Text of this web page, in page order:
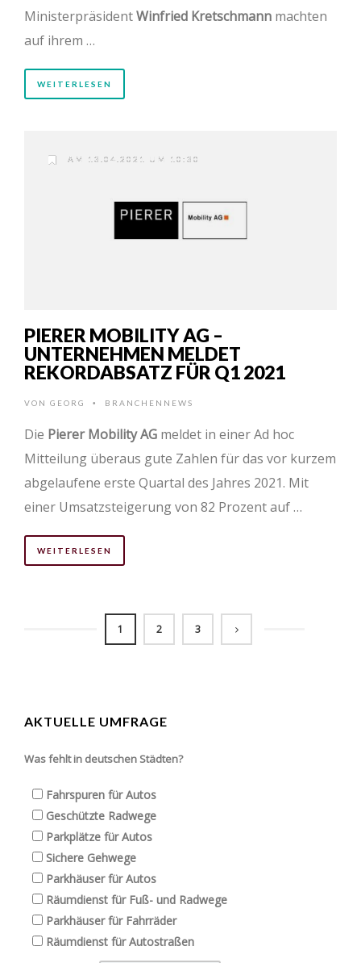
MinisterpräsidentWinfried Kretschmann machten
auf ihrem …
WEITERLESEN
AM 13.04.2021 UM 10:30
PIERER MOBILITY AG –
UNTERNEHMEN MELDET
REKORDABSATZ FÜR Q1 2021
VON GEORG • BRANCHENNEWS
Die Pierer Mobility AG meldet in einer Ad hoc
Mitteilung überaus gute Zahlen für das vor kurzem
abgelaufene erste Quartal des Jahres 2021. Mit
einer Umsatzsteigerung von 82 Prozent auf …
WEITERLESEN
1 2 3
AKTUELLE UMFRAGE
Was fehlt in deutschen Städten?
Fahrspuren für Autos
Geschützte Radwege
Parkplätze für Autos
Sichere Gehwege
Parkhäuser für Autos
Räumdienst für Fuß- und Radwege
Parkhäuser für Fahrräder
Räumdienst für Autostraßen